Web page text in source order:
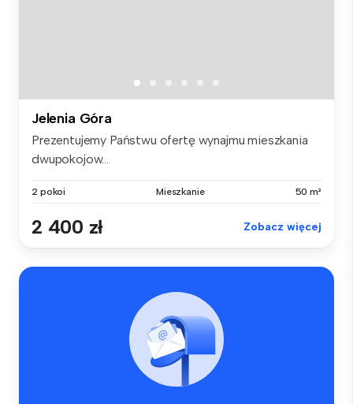
Jelenia Góra
Prezentujemy Państwu ofertę wynajmu mieszkania
dwupokojow...
2 pokoi Mieszkanie 50 m²
2 400 zł Zobacz więcej